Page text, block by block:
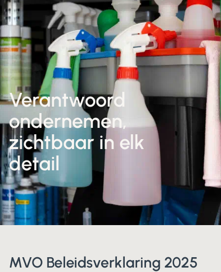
Winkels & Showroom
English
Verantwoord
ondernemen,
zichtbaar in elk
detail
MVO Beleidsverklaring 2025